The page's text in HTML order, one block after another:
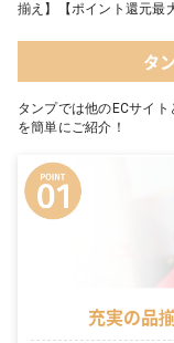
揃え】【ポイント還元最
タ
タンプでは他のECサイ
を簡単にご紹介！
充実の品